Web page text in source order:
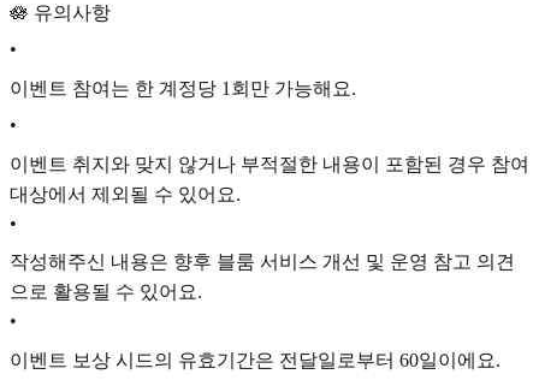
🪷 유의사항
•
이벤트 참여는 한 계정당 1회만 가능해요.
•
이벤트 취지와 맞지 않거나 부적절한 내용이 포함된 경우 참여
대상에서 제외될 수 있어요.
•
작성해주신 내용은 향후 블룸 서비스 개선 및 운영 참고 의견
으로 활용될 수 있어요.
•
이벤트 보상 시드의 유효기간은 전달일로부터 60일이에요.